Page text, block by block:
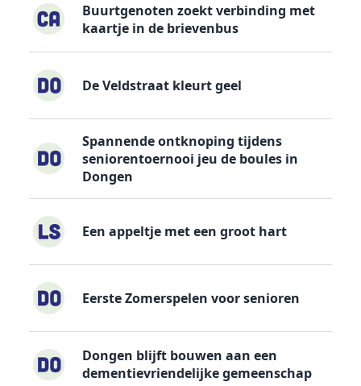
Buurtgenoten zoekt verbinding met
kaartje in de brievenbus
De Veldstraat kleurt geel
Spannende ontknoping tijdens
seniorentoernooi jeu de boules in
Dongen
Een appeltje met een groot hart
Eerste Zomerspelen voor senioren
Dongen blijft bouwen aan een
dementievriendelijke gemeenschap